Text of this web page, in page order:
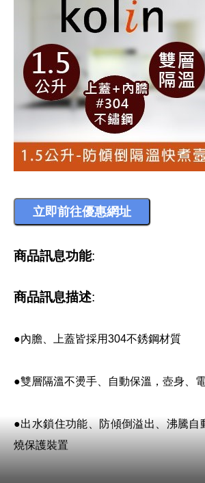
商品訊息功能:
商品訊息描述:
●內膽、上蓋皆採用304不銹鋼材質
●雙層隔溫不燙手、自動保溫，壺身、
●出水鎖住功能、防傾倒溢出、沸騰自
燒保護裝置